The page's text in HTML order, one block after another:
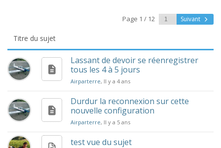
Page 1 / 12 Suivant
Titre du sujet
Lassant de devoir se réenregistrer
tous les 4 à 5 jours
Airparterre, Il y a 4 ans
Durdur la reconnexion sur cette
nouvelle configuration
Airparterre, Il y a 5 ans
test vue du sujet